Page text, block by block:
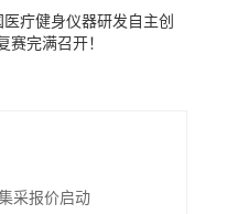
疔健身仪器研发自主创
完满召开！
采报价启动